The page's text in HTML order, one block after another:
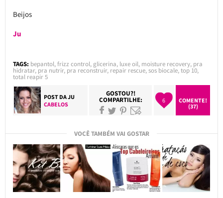
Beijos
Ju
TAGS: bepantol,frizz control, glicerina, luxe oil, moisture recovery, pra
hidratar,pra nutrir, pra reconstruir, repair rescue,sos biocale,top 10,
total reapir 5
POST DAJU
CABELOS
GOSTOU?!
COMPARTILHE: 6
COMENTE!
(37)
VOCÊ TAMBÉM VAI GOSTAR